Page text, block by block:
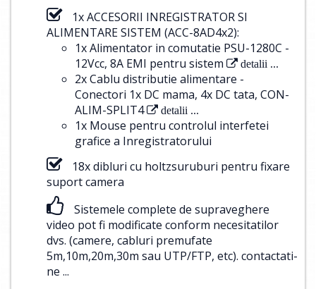
1x ACCESORII INREGISTRATOR SI
ALIMENTARE SISTEM (ACC-8AD4x2):
1x Alimentator in comutatie PSU-1280C -
12Vcc, 8A EMI pentru sistem
detalii ...
2x Cablu distributie alimentare -
Conectori 1x DC mama, 4x DC tata, CON-
ALIM-SPLIT4
detalii ...
1x Mouse pentru controlul interfetei
grafice a Inregistratorului
18x dibluri cu holtzsuruburi pentru fixare
suport camera
Sistemele complete de supraveghere
video pot fi modificate conform necesitatilor
dvs. (camere, cabluri premufate
5m,10m,20m,30m sau UTP/FTP, etc). contactati-
ne ...